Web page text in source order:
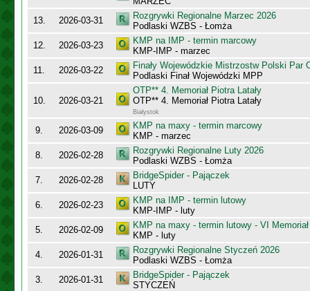
13.
2026-03-31
Rozgrywki Regionalne Marzec 2026
Podlaski WZBS - Łomża
12.
2026-03-23
KMP na IMP - termin marcowy
KMP-IMP - marzec
11.
2026-03-22
Finały Wojewódzkie Mistrzostw Polski Par
Podlaski Finał Wojewódzki MPP
10. 2026-03-21
OTP** 4. Memoriał Piotra Latały
OTP** 4. Memoriał Piotra Latały
Białystok
9. 2026-03-09
KMP na maxy - termin marcowy
KMP - marzec
8.
2026-02-28
Rozgrywki Regionalne Luty 2026
Podlaski WZBS - Łomża
7.
2026-02-28
BridgeSpider - Pajączek
LUTY
6.
2026-02-23
KMP na IMP - termin lutowy
KMP-IMP - luty
5.
2026-02-09
KMP na maxy - termin lutowy - VI
KMP - luty
4.
2026-01-31
Rozgrywki Regionalne Styczeń 2026
Podlaski WZBS - Łomża
3.
2026-01-31
BridgeSpider - Pajączek
STYCZEŃ